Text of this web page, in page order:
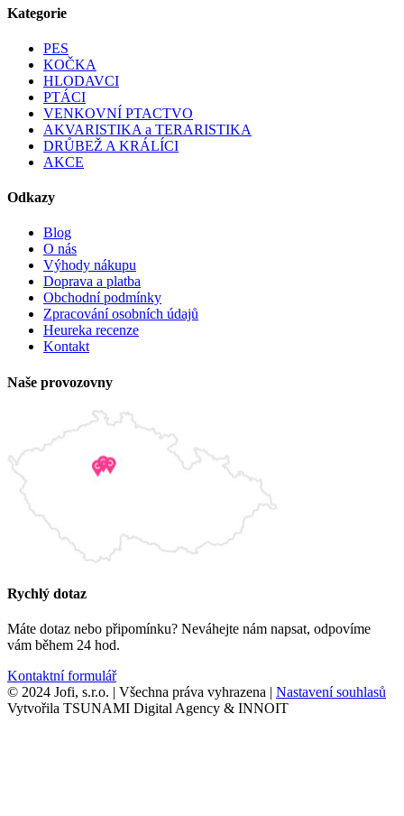
Kategorie
PES
KOČKA
HLODAVCI
PTÁCI
VENKOVNÍ PTACTVO
AKVARISTIKA a TERARISTIKA
DRŮBEŽ A KRÁLÍCI
AKCE
Odkazy
Blog
O nás
Výhody nákupu
Doprava a platba
Obchodní podmínky
Zpracování osobních údajů
Heureka recenze
Kontakt
Naše provozovny
Rychlý dotaz
Máte dotaz nebo připomínku? Neváhejte nám napsat, odpovíme
vám během 24 hod.
Kontaktní formulář
© 2024 Jofi, s.r.o. | Všechna práva vyhrazena | Nastavení souhlasů
Vytvořila TSUNAMI Digital Agency & INNOIT